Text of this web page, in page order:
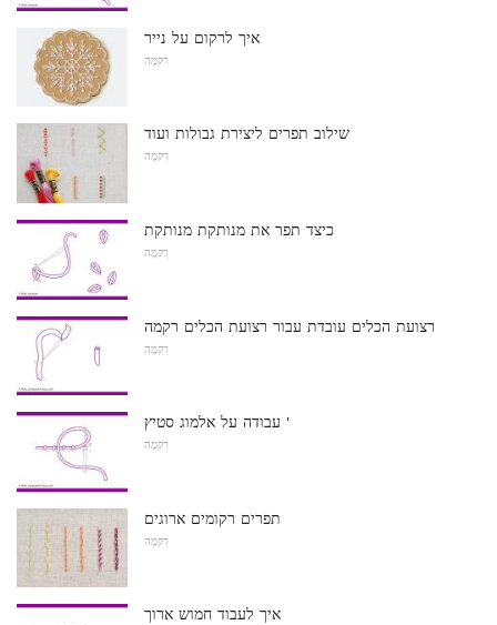
איך לרקום על נייר
רִקמָה
שילוב תפרים ליצירת גבולות ועוד
רִקמָה
כיצד תפר את מנותקת מנותקת
רִקמָה
רצועת הכלים עובדת עבור רצועת הכלים רקמה
רִקמָה
עבודה על אלמוג סטיץ '
רִקמָה
תפרים רקומים ארוגים
רִקמָה
איך לעבוד חמוש ארוך